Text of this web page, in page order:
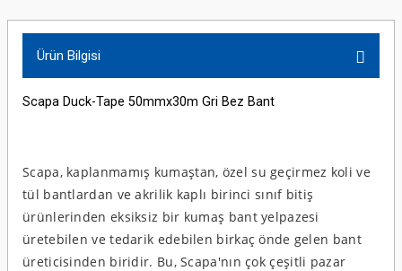
Ürün Bilgisi
Scapa Duck-Tape 50mmx30m Gri Bez Bant
Scapa, kaplanmamış kumaştan, özel su geçirmez koli ve
tül bantlardan ve akrilik kaplı birinci sınıf bitiş
ürünlerinden eksiksiz bir kumaş bant yelpazesi
üretebilen ve tedarik edebilen birkaç önde gelen bant
üreticisinden biridir. Bu, Scapa'nın çok çeşitli pazar